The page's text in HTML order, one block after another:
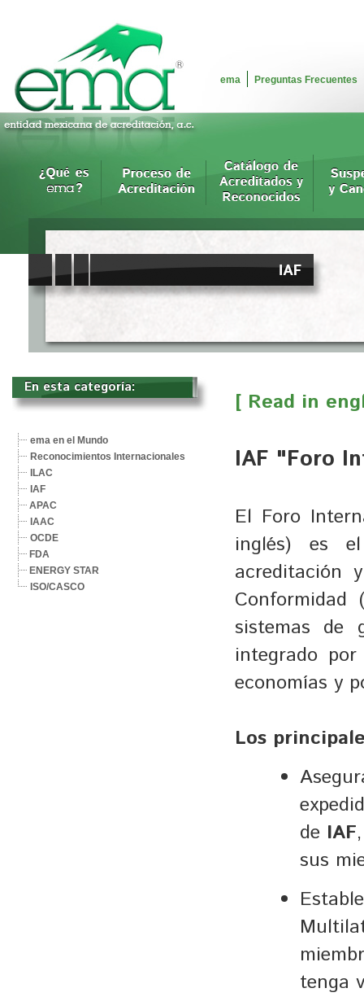
ema Preguntas Frecuentes
[ Read in
IAF "Foro
El Foro
inglés) es
acreditación
sistemas de
integrado
economías y
Los
de IAF
sus
tenga
En esta categoría:
ema en el Mundo
Reconocimientos Internacionales
ILAC
IAF
APAC
IAAC
OCDE
FDA
ENERGY STAR
ISO/CASCO